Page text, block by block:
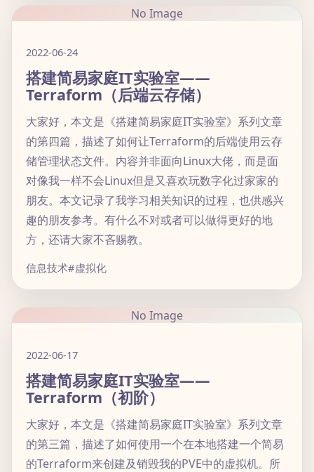
No Image
2022-06-24
搭建简易家庭IT实验室——
Terraform（后端云存储）
大家好，本文是《搭建简易家庭IT实验室》系列文章
的第四篇，描述了如何让Terraform的后端使用云存
储管理状态文件。内容并非面向Linux大佬，而是面
对像我一样不会Linux但是又喜欢玩数字化过家家的
朋友。本文记录了我学习相关知识的过程，也供感兴
趣的朋友参考。有什么不对或者可以做得更好的地
方，还请大家不吝赐教。
信息技术#虚拟化
No Image
2022-06-17
搭建简易家庭IT实验室——
Terraform（初阶）
大家好，本文是《搭建简易家庭IT实验室》系列文章
的第三篇，描述了如何使用一个在本地搭建一个简易
的Terraform来创建及销毁我的PVE中的虚拟机。所